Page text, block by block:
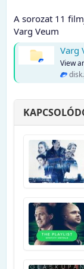
A sorozat 11
Varg Veum
Varg
View